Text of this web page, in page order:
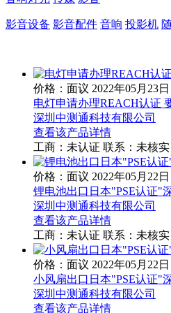
影音设备 影音配件 音响 投影机
价格：面议 2022年05月23日
电灯申请办理REACH认证
深圳中测通科技有限公司
查看该产品详情
工商： 未认证 联系： 未核实
价格：面议 2022年05月22日
锂电池出口日本"PSE认证"
深圳中测通科技有限公司
查看该产品详情
工商： 未认证 联系： 未核实
价格：面议 2022年05月22日
小风扇出口日本"PSE认证"
深圳中测通科技有限公司
查看该产品详情